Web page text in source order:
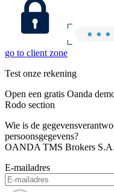
go to client zone
Test onze rekening
Open een gratis Oanda
Rodo section
Wie is de
persoonsgegevens?
OANDA TMS Brokers S.A.
E-mailadres